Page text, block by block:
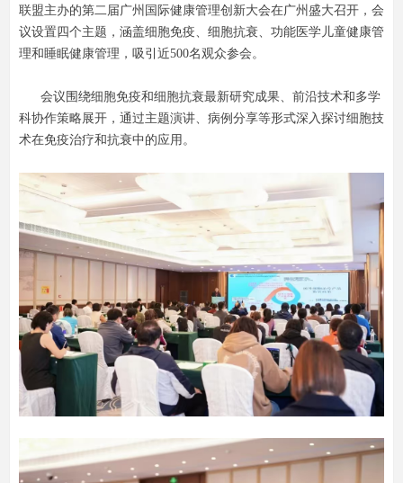
联盟主办的第二届广州国际健康管理创新大会在广州盛大召开，会
议设置四个主题，涵盖细胞免疫、细胞抗衰、功能医学儿童健康管
理和睡眠健康管理，吸引近500名观众参会。
会议围绕细胞免疫和细胞抗衰最新研究成果、前沿技术和多学
科协作策略展开，通过主题演讲、病例分享等形式深入探讨细胞技
术在免疫治疗和抗衰中的应用。